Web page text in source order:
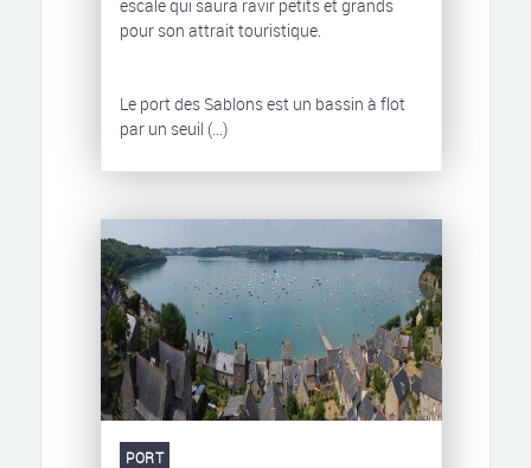
escale qui saura ravir petits et grands
pour son attrait touristique.
Le port des Sablons est un bassin à flot
par un seuil (...)
PORT